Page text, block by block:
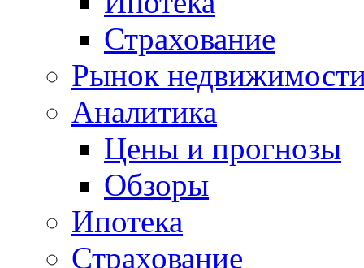
Страхование
Рынок
Аналитика
Цены и прогнозы
Обзоры
Ипотека
Страхование